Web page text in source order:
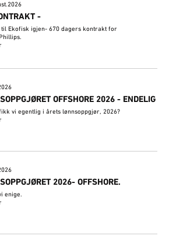
-
Ekofisk igjen- 670 dagers kontrakt for
OFFSHORE 2026 - ENDELIG
vi egentlig i årets lønnsoppgjør, 2026?
2026- OFFSHORE.
enige.